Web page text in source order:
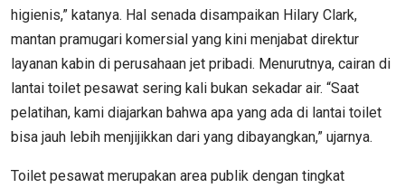
higienis,” katanya. Hal senada disampaikan Hilary Clark,
mantan pramugari komersial yang kini menjabat direktur
layanan kabin di perusahaan jet pribadi. Menurutnya, cairan di
lantai toilet pesawat sering kali bukan sekadar air. “Saat
pelatihan, kami diajarkan bahwa apa yang ada di lantai toilet
bisa jauh lebih menjijikkan dari yang dibayangkan,” ujarnya.
Toilet pesawat merupakan area publik dengan tingkat